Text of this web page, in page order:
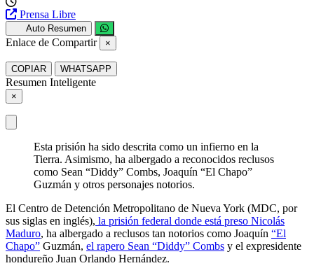
Prensa Libre
Auto Resumen
Enlace de Compartir ×
COPIAR WHATSAPP
Resumen Inteligente
×
Esta prisión ha sido descrita como un infierno en la
Tierra. Asimismo, ha albergado a reconocidos reclusos
como Sean “Diddy” Combs, Joaquín “El Chapo”
Guzmán y otros personajes notorios.
El Centro de Detención Metropolitano de Nueva York (MDC, por
sus siglas en inglés), la prisión federal donde está preso Nicolás
Maduro, ha albergado a reclusos tan notorios como Joaquín “El
Chapo” Guzmán, el rapero Sean “Diddy” Combs y el expresidente
hondureño Juan Orlando Hernández.